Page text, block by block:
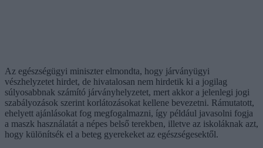
Az egészségügyi miniszter elmondta, hogy járványügyi
vészhelyzetet hirdet, de hivatalosan nem hirdetik ki a jogilag
súlyosabbnak számító járványhelyzetet, mert akkor a jelenlegi jogi
szabályozások szerint korlátozásokat kellene bevezetni. Rámutatott,
ehelyett ajánlásokat fog megfogalmazni, így például javasolni fogja
a maszk használatát a népes belső terekben, illetve az iskoláknak azt,
hogy különítsék el a beteg gyerekeket az egészségesektől.